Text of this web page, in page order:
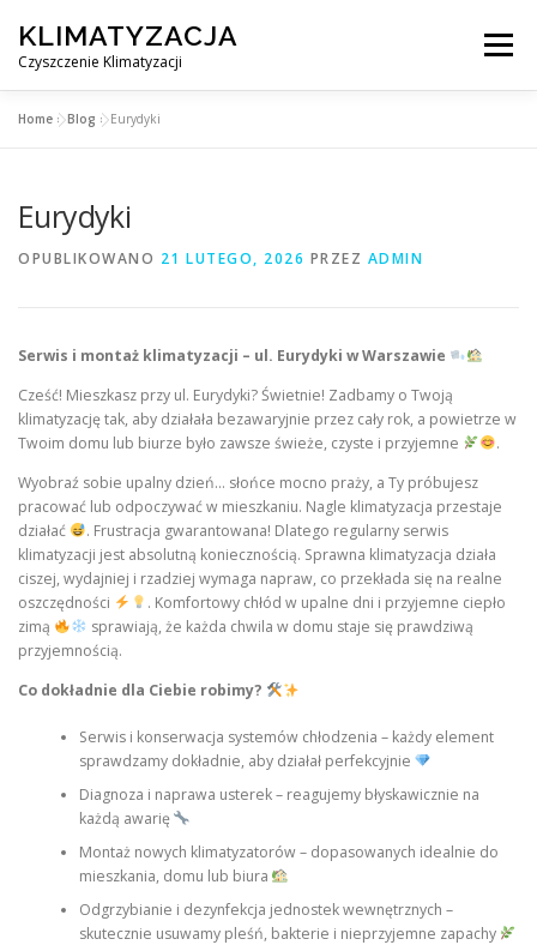
treści
KLIMATYZACJA
Czyszczenie Klimatyzacji
Menu
OBSŁUGIWANE MIASTA POD WARSZAWĄ
Home »Blog »Eurydyki
Eurydyki
OPUBLIKOWANO 21 LUTEGO, 2026 PRZEZ ADMIN
Serwis i montaż klimatyzacji – ul. Eurydyki w Warszawie
Cześć! Mieszkasz przy ul. Eurydyki? Świetnie! Zadbamy o Twoją
klimatyzację tak, aby działała bezawaryjnie przez cały rok, a powietrze w
Twoim domu lub biurze było zawsze świeże, czyste i przyjemne
.
Wyobraź sobie upalny dzień… słońce mocno praży, a Ty próbujesz
pracować lub odpoczywać w mieszkaniu. Nagle klimatyzacja przestaje
działać
. Frustracja gwarantowana! Dlatego regularny serwis
klimatyzacji jest absolutną koniecznością. Sprawna klimatyzacja działa
ciszej, wydajniej i rzadziej wymaga napraw, co przekłada się na realne
oszczędności
. Komfortowy chłód w upalne dni i przyjemne ciepło
zimą
sprawiają, że każda chwila w domu staje się prawdziwą
przyjemnością.
Co dokładnie dla Ciebie robimy?
Serwis i konserwacja systemów chłodzenia – każdy element
sprawdzamy dokładnie, aby działał perfekcyjnie
Diagnoza i naprawa usterek – reagujemy błyskawicznie na
każdą awarię
Montaż nowych klimatyzatorów – dopasowanych idealnie do
mieszkania, domu lub biura
Odgrzybianie i dezynfekcja jednostek wewnętrznych –
skutecznie usuwamy pleśń, bakterie i nieprzyjemne zapachy